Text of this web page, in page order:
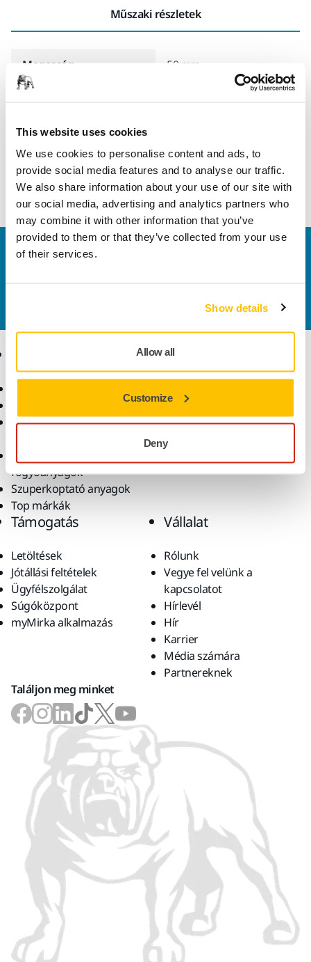
This website uses cookies
We use cookies to personalise content and ads, to
provide social media features and to analyse our traffic.
We also share information about your use of our site with
our social media, advertising and analytics partners who
may combine it with other information that you’ve
provided to them or that they’ve collected from your use
of their services.
Show details
Allow all
Customize
Deny
Műszaki részletek
Magasság 50 mm
Szélesség
Vegye fel velünk a kapcsolatot
Csiszolóanyagok és
fogyóanyagok
Szuperkoptató anyagok
Top márkák
Tudásbázis
Alkalmazások
Megoldások
Támogatás
Letöltések
Jótállási feltételek
Ügyfélszolgálat
Súgóközpont
myMirka alkalmazás
Vállalat
Rólunk
Vegye fel velünk a
kapcsolatot
Hírlevél
Hír
Karrier
Média számára
Partnereknek
Találjon meg minket